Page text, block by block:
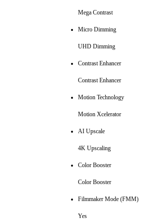
Mega Contrast
Micro Dimming
UHD Dimming
Contrast Enhancer
Contrast Enhancer
Motion Technology
Motion Xcelerator
AI Upscale
4K Upscaling
Color Booster
Color Booster
Filmmaker Mode (FMM)
Yes